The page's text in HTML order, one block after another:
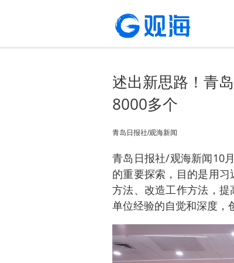
述出新思路！青
8000多个
青岛日报社/观海新闻
青岛日报社/观海新闻10
的重要探索，目的是用
方法、改造工作方法，
单位经验的自觉和深度，